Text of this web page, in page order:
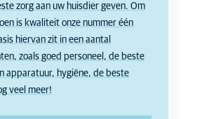
zorg aan uw huisdier geven. Om
is kwaliteit onze nummer één
hiervan zit in een aantal
zoals goed personeel, de beste
apparatuur, hygiëne, de beste
veel meer!